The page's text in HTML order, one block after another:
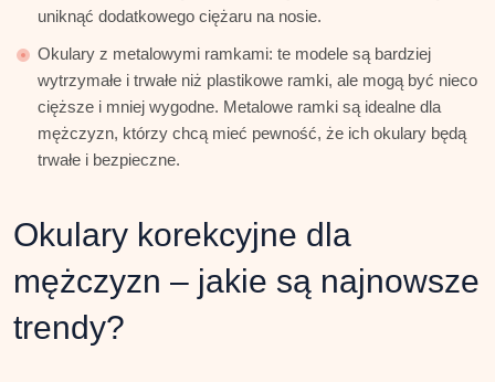
uniknąć dodatkowego ciężaru na nosie.
Okulary z metalowymi ramkami: te modele są bardziej
wytrzymałe i trwałe niż plastikowe ramki, ale mogą być nieco
cięższe i mniej wygodne. Metalowe ramki są idealne dla
mężczyzn, którzy chcą mieć pewność, że ich okulary będą
trwałe i bezpieczne.
Okulary korekcyjne dla
mężczyzn – jakie są najnowsze
trendy?